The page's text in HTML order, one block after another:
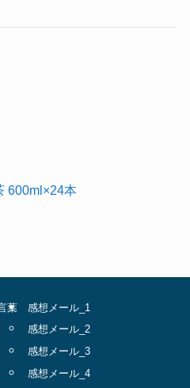
600ml×24本
葉
感想メール_1
感想メール_2
感想メール_3
感想メール_4